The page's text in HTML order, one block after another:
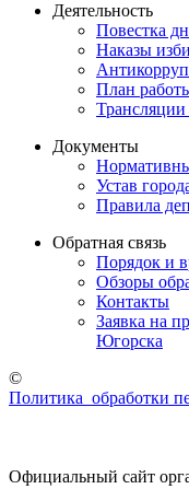
Деятельность
Повестка
Наказы
План
Документы
Устав
Правила
Обратная связь
Порядок и
Обзоры
Контакты
Заявка на
Югорска
©
Политика обработки
Официальный сайт